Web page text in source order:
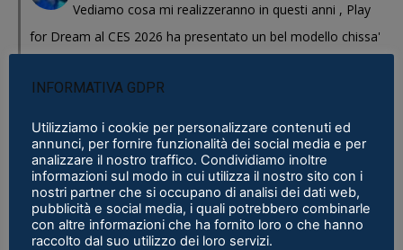
Vediamo cosa mi realizzeranno in questi anni , Play
for Dream al CES 2026 ha presentato un bel modello chissa'
sostanza i prodotti cinesi...
Quest - VR ITALIA ·25 February 2026
Fabio
Se fosse disponibile lo prenderei al volo
Samsung Galaxy XR è realtà, ma ne avevamo bisogno?
INFORMATIVA GDPR
Utilizziamo i cookie per personalizzare contenuti ed
annunci, per fornire funzionalità dei social media e per
analizzare il nostro traffico. Condividiamo inoltre
informazioni sul modo in cui utilizza il nostro sito con i
nostri partner che si occupano di analisi dei dati web,
pubblicità e social media, i quali potrebbero combinarle
con altre informazioni che ha fornito loro o che hanno
raccolto dal suo utilizzo dei loro servizi.